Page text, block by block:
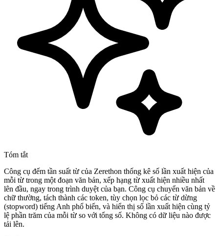
Tóm tắt
Công cụ đếm tần suất từ của Zerethon thống kê số lần xuất hiện của
mỗi từ trong một đoạn văn bản, xếp hạng từ xuất hiện nhiều nhất
lên đầu, ngay trong trình duyệt của bạn. Công cụ chuyển văn bản về
chữ thường, tách thành các token, tùy chọn lọc bỏ các từ dừng
(stopword) tiếng Anh phổ biến, và hiển thị số lần xuất hiện cùng tỷ
lệ phần trăm của mỗi từ so với tổng số. Không có dữ liệu nào được
tải lên.